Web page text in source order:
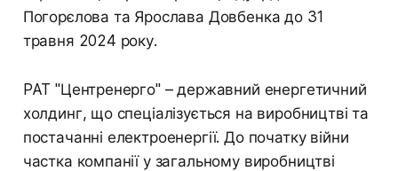
Погорєлова та Ярослава Довбенка до 31
травня 2024 року.
PAT "Центренерго" – державний енергетичний
холдинг, що спеціалізується на виробництві та
постачанні електроенергії. До початку війни
частка компанії у загальному виробництві